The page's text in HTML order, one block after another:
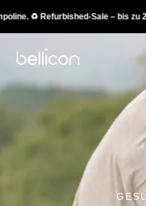
Refurbished-Sale – bis zu 20